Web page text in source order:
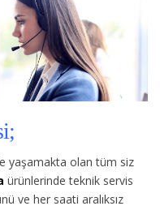
yaşamakta olan tüm siz
ürünlerinde teknik servis
ve her saati aralıksız